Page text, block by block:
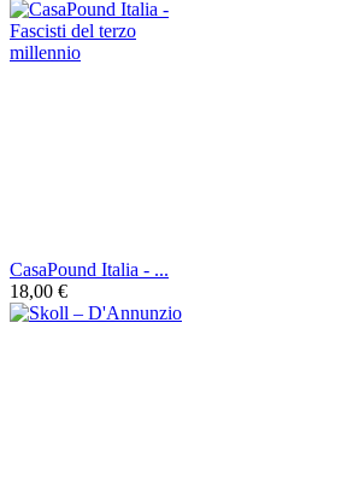
CasaPound Italia - ...
18,00 €